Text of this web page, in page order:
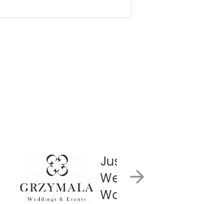
Justyna
Weddings &
Warszawa